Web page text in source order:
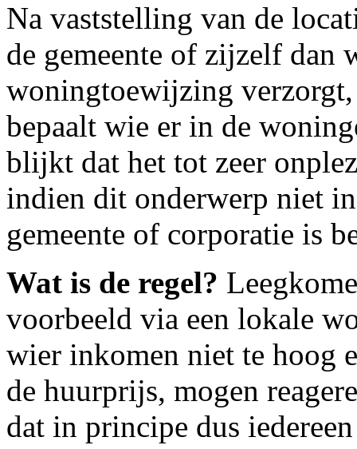
Na vaststelling van de
de gemeente of zijzelf dan
woningtoewijzing verzorgt,
bepaalt wie er in de
blijkt dat het tot zeer
indien dit onderwerp niet
gemeente of corporatie is
Wat is de regel?
voorbeeld via een lokale
wier inkomen niet te hoog
de huurprijs, mogen
dat in principe dus